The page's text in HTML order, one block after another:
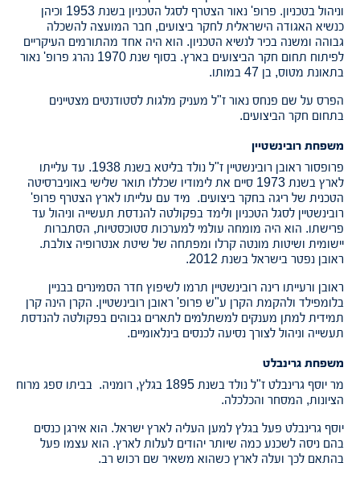
וניהול בטכניון. פרופ' נאור הצטרף לסגל הטכניון בשנת 1953 וכיהן
כנשיא האגודה הישראלית לחקר ביצועים, חבר המועצה להשכלה
גבוהה ומשנה בכיר לנשיא הטכניון. הוא היה אחד מהתורמים העיקריים
לפיתוח תחום חקר הביצועים בארץ. בסוף שנת 1970 נהרג פרופ' נאור
בתאונת מטוס, בן 47 במותו.
הפרס על שם פנחס נאור ז"ל מעניק מלגות לסטודנטים מצטיינים
בתחום חקר הביצועים.
משפחת רובינשטיין
פרופסור ראובן רובינשטיין ז"ל נולד בליטא בשנת 1938. עד עלייתו
לארץ בשנת 1973 סיים את לימודיו שכללו תואר שלישי באוניברסיטה
הטכנית של ריגה בחקר ביצועים. מיד עם עלייתו לארץ הצטרף פרופ'
רובינשטיין לסגל הטכניון ולימד בפקולטה להנדסת תעשייה וניהול עד
פרישתו. הוא היה מומחה עולמי למערכות סטוכסטיות, הסתברות
יישומית ושיטות מונטה קרלו ומפתחה של שיטת אנטרופיה צולבת.
ראובן נפטר בישראל בשנת 2012.
ראובן ורעייתו רינה רובינשטיין תרמו לשיפוץ חדר הסמינרים בבניין
בלומפילד ולהקמת הקרן ע"ש פרופ' ראובן רובינשטיין. הקרן הינה קרן
תמידית למתן מענקים למשתלמים לתארים גבוהים בפקולטה להנדסת
תעשייה וניהול לצורך נסיעה לכנסים בינלאומיים.
משפחת גרינבלט
מר יוסף גרינבלט ז"ל נולד בשנת 1895 בגלץ, רומניה. בביתו ספג מרוח
הציונות, המסחר והכלכלה.
יוסף גרינבלט פעל בגלץ למען העליה לארץ ישראל. הוא אירגן כנסים
בהם ניסה לשכנע כמה שיותר יהודים לעלות לארץ. הוא עצמו פעל
בהתאם לכך ועלה לארץ כשהוא משאיר שם רכוש רב.